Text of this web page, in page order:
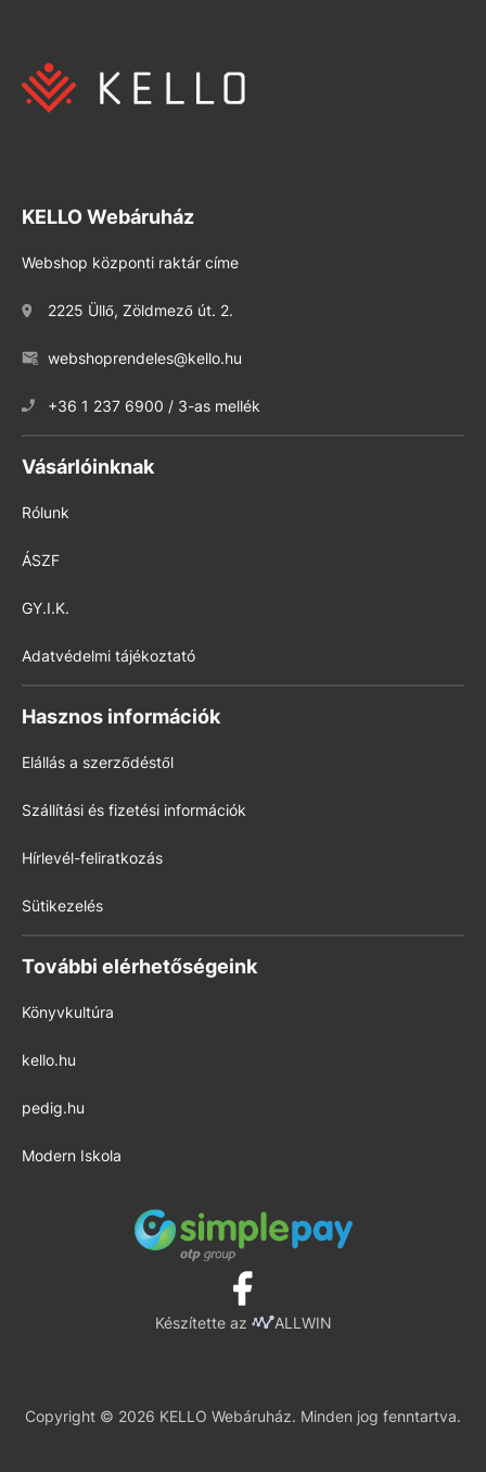
KELLO Webáruház
Webshop központi raktár címe
2225 Üllő, Zöldmező út. 2.
webshoprendeles@kello.hu
+36 1 237 6900 / 3-as mellék
Vásárlóinknak
Rólunk
ÁSZF
GY.I.K.
Adatvédelmi tájékoztató
Hasznos információk
Elállás a szerződéstől
Szállítási és fizetési információk
Hírlevél-feliratkozás
Sütikezelés
További elérhetőségeink
Könyvkultúra
kello.hu
pedig.hu
Modern Iskola
Készítette az ALLWIN
Copyright © 2026 KELLO Webáruház. Minden jog fenntartva.